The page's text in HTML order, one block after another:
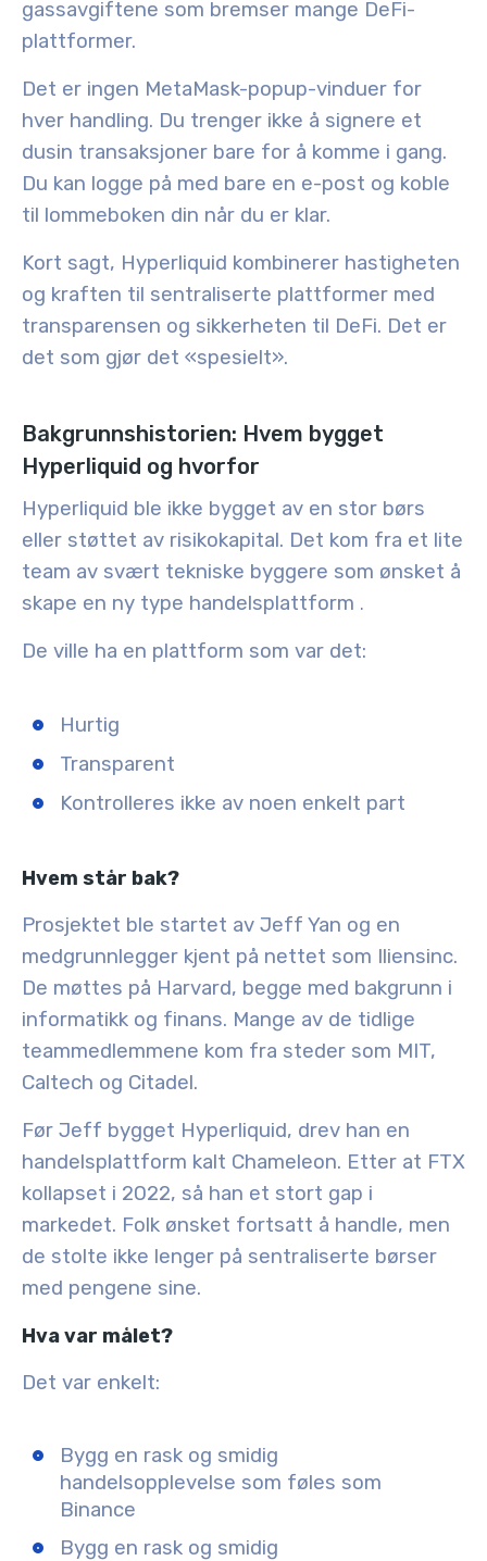
gassavgiftene som bremser mange DeFi-
plattformer.
Det er ingen MetaMask-popup-vinduer for
hver handling. Du trenger ikke å signere et
dusin transaksjoner bare for å komme i gang.
Du kan logge på med bare en e-post og koble
til lommeboken din når du er klar.
Kort sagt, Hyperliquid kombinerer hastigheten
og kraften til sentraliserte plattformer med
transparensen og sikkerheten til DeFi. Det er
det som gjør det «spesielt».
Bakgrunnshistorien: Hvem bygget
Hyperliquid og hvorfor
Hyperliquid ble ikke bygget av en stor børs
eller støttet av risikokapital. Det kom fra et lite
team av svært tekniske byggere som ønsket å
skape en ny type handelsplattform .
De ville ha en plattform som var det:
Hurtig
Transparent
Kontrolleres ikke av noen enkelt part
Hvem står bak?
Prosjektet ble startet av Jeff Yan og en
medgrunnlegger kjent på nettet som Iliensinc.
De møttes på Harvard, begge med bakgrunn i
informatikk og finans. Mange av de tidlige
teammedlemmene kom fra steder som MIT,
Caltech og Citadel.
Før Jeff bygget Hyperliquid, drev han en
handelsplattform kalt Chameleon. Etter at FTX
kollapset i 2022, så han et stort gap i
markedet. Folk ønsket fortsatt å handle, men
de stolte ikke lenger på sentraliserte børser
med pengene sine.
Hva var målet?
Det var enkelt:
Bygg en rask og smidig
handelsopplevelse som føles som
Binance
Bygg en rask og smidig